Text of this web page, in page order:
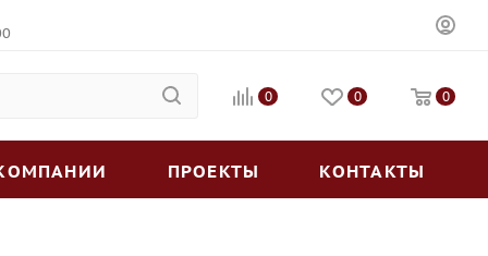
0 0 0
ПРОЕКТЫ КОНТАКТЫ